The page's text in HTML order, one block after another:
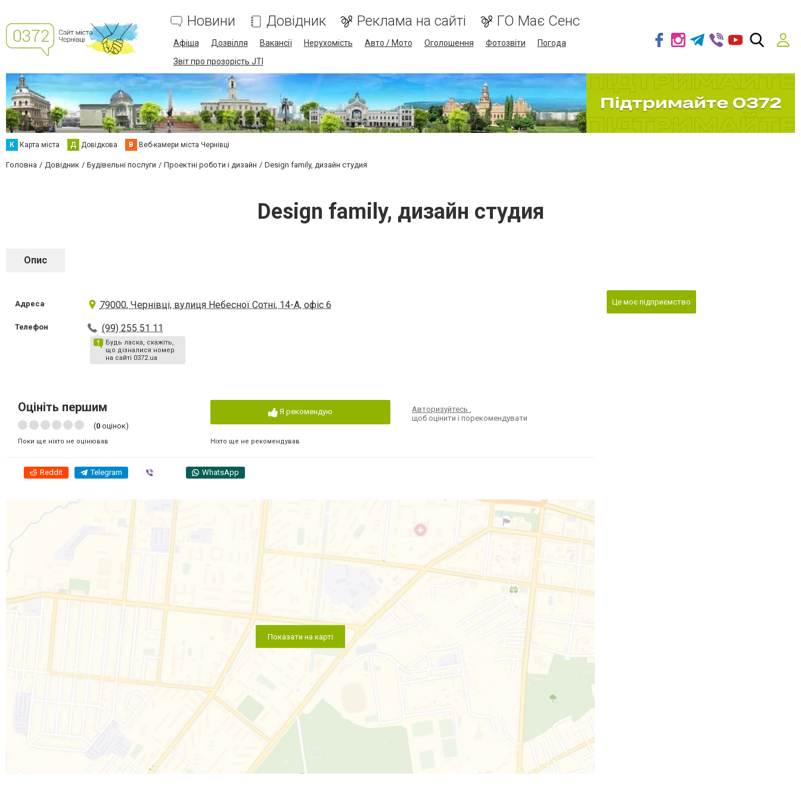
Новини Довідник Реклама на сайті ГО Має Сенс
Афіша Дозвілля Вакансії Нерухомість Авто / Мото Оголошення Фотозвіти
Погода
Звіт про прозорість JTI
К Карта міста Д Довідкова В Веб-камери міста Чернівці
Головна Довідник Будівельні послуги Проектні роботи і дизайн Design family, дизайн студия
Design family, дизайн студия
Опис
Адреса 79000, Чернівці, вулиця Небесної Сотні, 14-А, офіс 6
Телефон (99) 255 51 11
Будь ласка, скажіть,
що дізналися номер
на сайті 0372.ua
Оцініть першим
(0 оцінок)
Поки ще ніхто не оцінював
Я рекомендую
Ніхто ще не рекомендував
Авторизуйтесь,
щоб оцінити і порекомендувати
Reddit Telegram WhatsApp
Показати на карті
Це моє підприємство